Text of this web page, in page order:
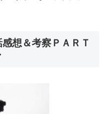
想＆考察ＰＡＲＴ